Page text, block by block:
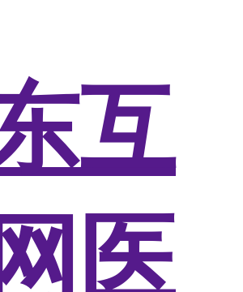
互
医